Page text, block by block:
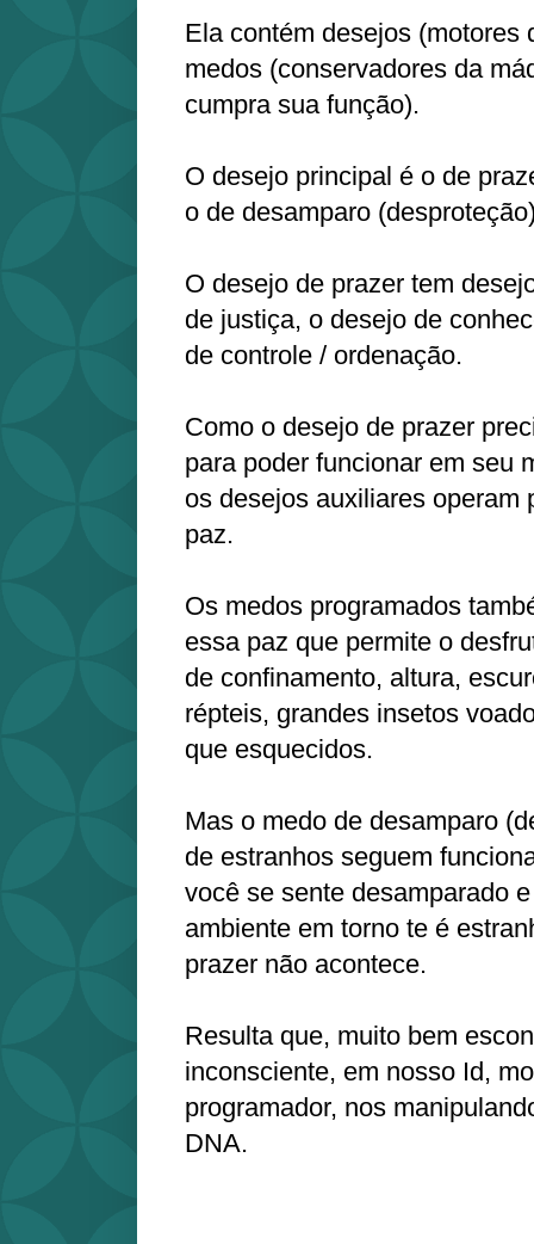
Ela contém desejos (motores
medos (conservadores da
cumpra sua função).
O desejo principal é o de
o de desamparo
O desejo de prazer tem
de justiça, o desejo de
de controle / ordenação.
Como o desejo de prazer
para poder funcionar em seu
os desejos auxiliares operam
paz.
Os medos programados
essa paz que permite o
de confinamento, altura,
répteis, grandes insetos
que esquecidos.
Mas o medo de desamparo
de estranhos seguem
você se sente desamparado
ambiente em torno te é
prazer não acontece.
Resulta que, muito bem
inconsciente, em nosso Id,
programador, nos
DNA.